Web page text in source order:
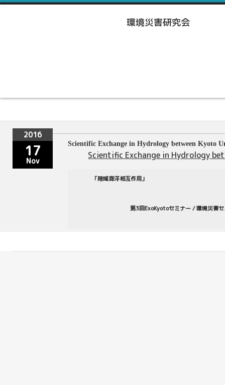
2016
17
Nov
Scientific Exchange in Hydrology between Kyoto
Scientific Exchange in Hydrology
「陸域海洋相互作用」
第3回ExoKyotoセミナー / 環境災害